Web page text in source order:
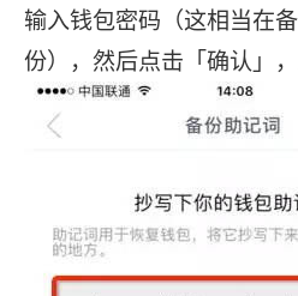
输入钱包密码（这相当在
份），然后点击「确认」